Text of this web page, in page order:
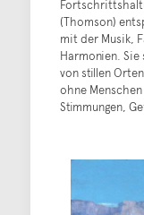
(Thomson)
mit der Musik,
Harmonien.
von stillen
ohne
Stimmungen,